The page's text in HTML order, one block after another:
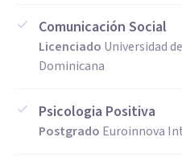
Comunicación Social
Licenciado Universidad
Dominicana
Psicologia Positiva
Postgrado Euroinnova